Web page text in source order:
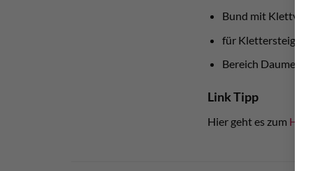
Bund mit
für Klettersteig,
Bereich Daumen-
Link Tipp
Hier geht es zum